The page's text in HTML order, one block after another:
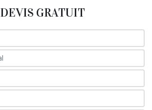
DEVIS GRATUIT